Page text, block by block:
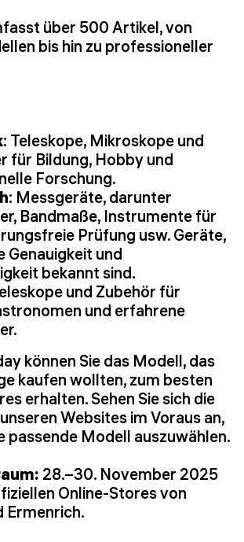
über 500 Artikel, von
bis hin zu professioneller
: Teleskope, Mikroskope und
für Bildung, Hobby und
Forschung.
: Messgeräte, darunter
Bandmaße, Instrumente für
Prüfung usw. Geräte,
Genauigkeit und
bekannt sind.
und Zubehör für
und erfahrene
können Sie das Modell, das
kaufen wollten, zum besten
erhalten. Sehen Sie sich die
Websites im Voraus an,
passende Modell auszuwählen.
28.–30. November 2025
Online-Stores von
Ermenrich.